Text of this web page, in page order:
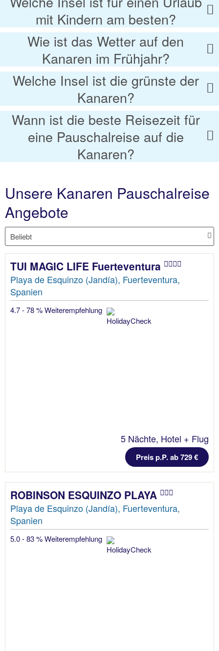
mit Kindern am besten?
Wie ist das Wetter auf den
Kanaren im Frühjahr?
Welche Insel ist die grünste der
Kanaren?
Wann ist die beste Reisezeit für
eine Pauschalreise auf die
Kanaren?
Unsere Kanaren Pauschalreise
Angebote
TUI MAGIC LIFE Fuerteventura
Playa de Esquinzo (Jandía), Fuerteventura,
Spanien
4.7 - 78 % Weiterempfehlung
5 Nächte, Hotel + Flug
Preis p.P. ab 729 €
ROBINSON ESQUINZO PLAYA
Playa de Esquinzo (Jandía), Fuerteventura,
Spanien
5.0 - 83 % Weiterempfehlung